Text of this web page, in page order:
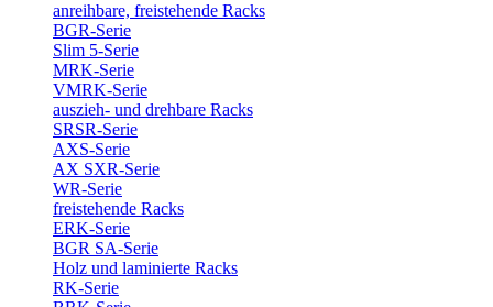
anreihbare, freistehende Racks
BGR-Serie
Slim 5-Serie
MRK-Serie
VMRK-Serie
auszieh- und drehbare Racks
SRSR-Serie
AXS-Serie
AX SXR-Serie
WR-Serie
freistehende Racks
ERK-Serie
BGR SA-Serie
Holz und laminierte Racks
RK-Serie